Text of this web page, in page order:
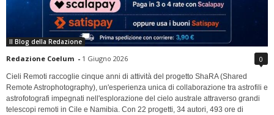
Il Blog della Redazione
Redazione Coelum - 1 Giugno 2026 0
Cieli Remoti raccoglie cinque anni di attività del progetto ShaRA (Shared
Remote Astrophotography), un'esperienza unica di collaborazione tra astrofili e
astrofotografi impegnati nell'esplorazione del cielo australe attraverso grandi
telescopi remoti in Cile e Namibia. Con 22 progetti, 34 autori, 493 ore di